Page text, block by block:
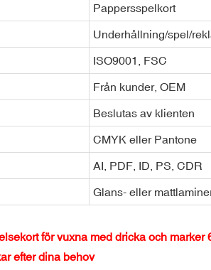
Pappersspelkort
Underhållning/spel/
ISO9001, FSC
Från kunder, OEM
Beslutas av klienten
CMYK eller Pantone
AI, PDF, ID, PS, CDR
Glans- eller
efter dina behov